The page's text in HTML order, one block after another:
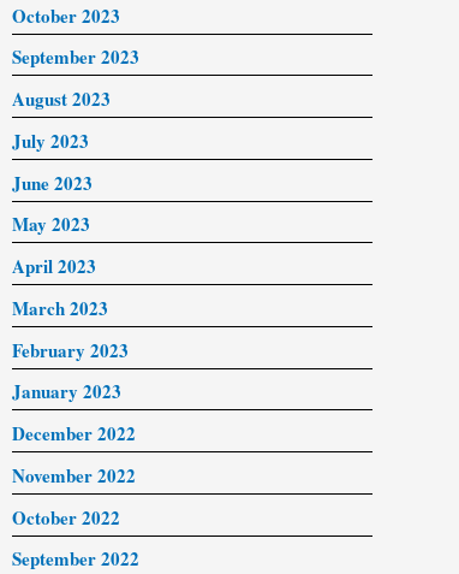
October 2023
September 2023
August 2023
July 2023
June 2023
May 2023
April 2023
March 2023
February 2023
January 2023
December 2022
November 2022
October 2022
September 2022